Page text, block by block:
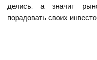
делись, а значит
порадовать своих